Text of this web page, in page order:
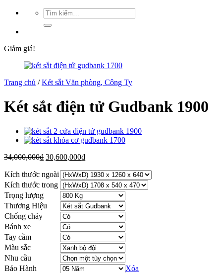
Giảm giá!
Trang chủ / Két sắt Văn phòng, Công Ty
Két sắt điện tử Gudbank 1900
34,000,000₫ 30,600,000₫
Kích thước ngoài
Kích thước trong
Trọng lượng
Thương Hiệu
Chống cháy
Bánh xe
Tay cầm
Màu sắc
Nhu cầu
Bảo Hành
Xóa